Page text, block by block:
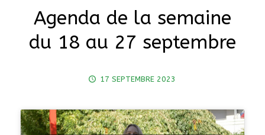
Agenda de la semaine
du 18 au 27 septembre
17 SEPTEMBRE 2023